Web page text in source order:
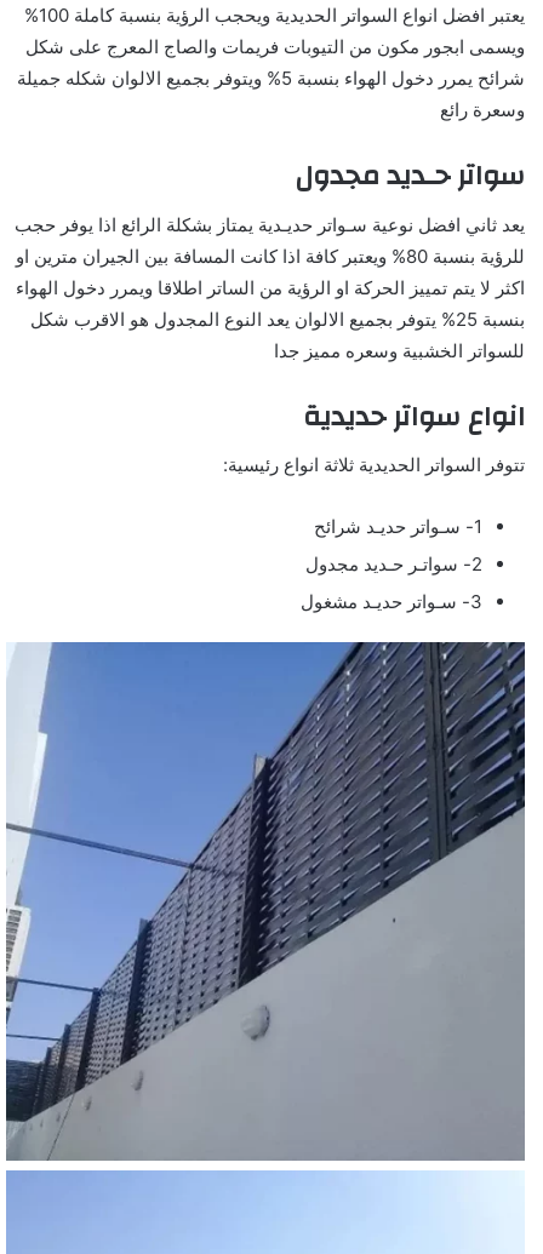
يعتبر افضل انواع السواتر الحديدية ويحجب الرؤية بنسبة كاملة 100%
ويسمى ابجور مكون من التيوبات فريمات والصاج المعرج على شكل
شرائح يمرر دخول الهواء بنسبة 5% ويتوفر بجميع الالوان شكله جميلة
وسعرة رائع
سواتر حـديد مجدول
يعد ثاني افضل نوعية سـواتر حديـدية يمتاز بشكلة الرائع اذا يوفر حجب
للرؤية بنسبة 80% ويعتبر كافة اذا كانت المسافة بين الجيران مترين او
اكثر لا يتم تمييز الحركة او الرؤية من الساتر اطلاقا ويمرر دخول الهواء
بنسبة 25% يتوفر بجميع الالوان يعد النوع المجدول هو الاقرب شكل
للسواتر الخشبية وسعره مميز جدا
انواع سواتر حديدية
تتوفر السواتر الحديدية ثلاثة انواع رئيسية:
1- سـواتر حديـد شرائح
2- سواتـر حـديد مجدول
3- سـواتر حديـد مشغول